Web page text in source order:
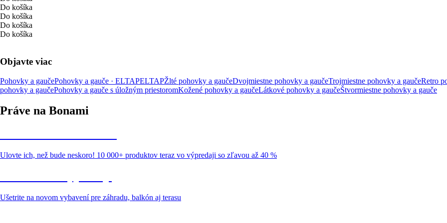
Do košíka
Do košíka
Do košíka
Do košíka
Objavte viac
Pohovky a gaučePohovky a gauče · ELTAPELTAPŽlté pohovky a gaučeDvojmiestne pohovky a gaučeTrojmiestne pohovky a gaučeRetro
pohovky a gaučePohovky a gauče s úložným priestoromKožené pohovky a gaučeLátkové pohovky a gaučeŠtvormiestne pohovky a gauče
Práve na Bonami
Ulovte ich, než bude neskoro! 10 000+ produktov teraz vo výpredaji so zľavou až 40 %
Ušetrite na novom vybavení pre záhradu, balkón aj terasu